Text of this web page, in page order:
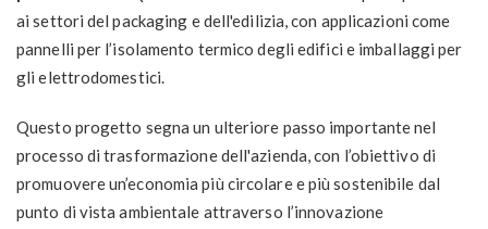
ai settori del packaging e dell'edilizia, con applicazioni come
pannelli per l’isolamento termico degli edifici e imballaggi per
gli elettrodomestici.
Questo progetto segna un ulteriore passo importante nel
processo di trasformazione dell'azienda, con l’obiettivo di
promuovere un’economia più circolare e più sostenibile dal
punto di vista ambientale attraverso l’innovazione